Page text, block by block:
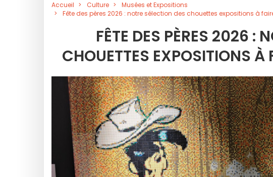
Accueil Culture
Musées et Expositions
Fête des pères 2026 : notre sélection des chouettes expositions à
FÊTE DES PÈRES 2026 :
CHOUETTES EXPOSITIONS